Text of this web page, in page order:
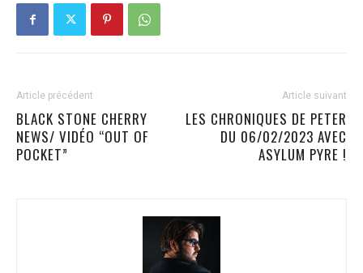
Article précédent
BLACK STONE CHERRY
NEWS/ VIDÉO “OUT OF
POCKET”
Article suivant
LES CHRONIQUES DE PETER
DU 06/02/2023 AVEC
ASYLUM PYRE !